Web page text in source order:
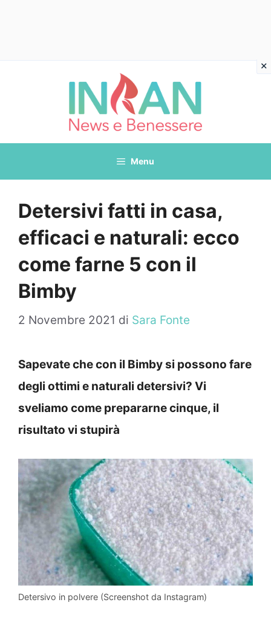
Menu
Detersivi fatti in casa,
efficaci e naturali: ecco
come farne 5 con il
Bimby
2 Novembre 2021 di Sara Fonte
Sapevate che con il Bimby si possono fare
degli ottimi e naturali detersivi? Vi
sveliamo come prepararne cinque, il
risultato vi stupirà
Detersivo in polvere (Screenshot da Instagram)